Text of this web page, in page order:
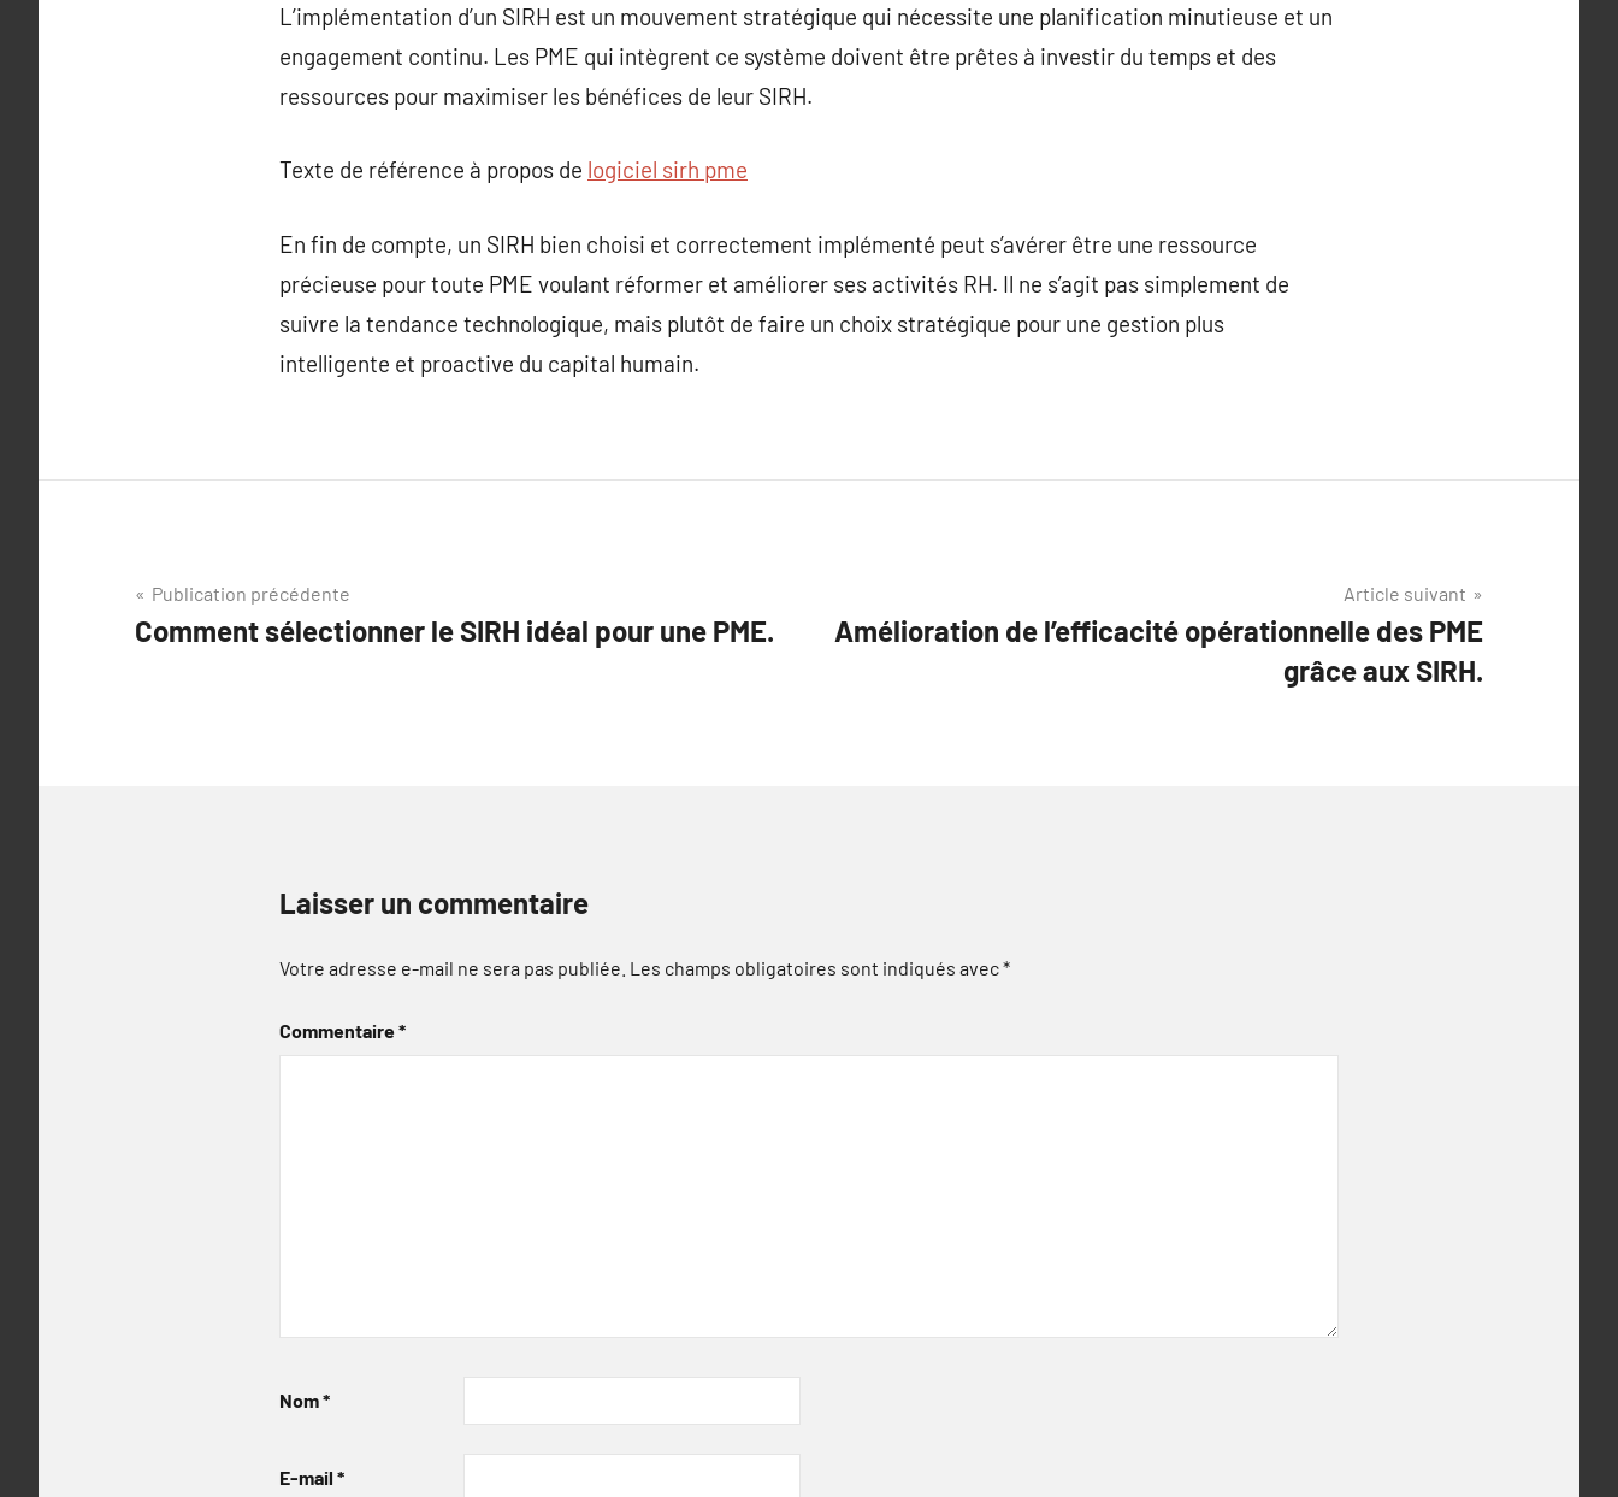
L’implémentation d’un SIRH est un mouvement stratégique qui nécessite une planification minutieuse et un
engagement continu. Les PME qui intègrent ce système doivent être prêtes à investir du temps et des
ressources pour maximiser les bénéfices de leur SIRH.
Texte de référence à propos de logiciel sirh pme
En fin de compte, un SIRH bien choisi et correctement implémenté peut s’avérer être une ressource
précieuse pour toute PME voulant réformer et améliorer ses activités RH. Il ne s’agit pas simplement de
suivre la tendance technologique, mais plutôt de faire un choix stratégique pour une gestion plus
intelligente et proactive du capital humain.
Navigation
de
Publication précédente
Comment sélectionner le SIRH idéal pour une PME.
Article suivant
Amélioration de l’efficacité opérationnelle des PME
grâce aux SIRH.
Laisser un commentaire
Votre adresse e-mail ne sera pas publiée. Les champs obligatoires sont indiqués avec*
Commentaire*
Nom*
E-mail *